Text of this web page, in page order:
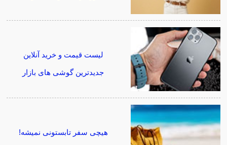
لیست قیمت و خرید آنلاین
جدیدترین گوشی های بازار
هیچی سفر تابستونی نمیشه!